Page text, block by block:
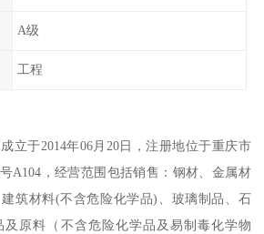
A级
工程
立于2014年06月20日，注册地位于重庆市
A104，经营范围包括销售：钢材、金属材
筑材料(不含危险化学品)、玻璃制品、石
原料（不含危险化学品及易制毒化学物